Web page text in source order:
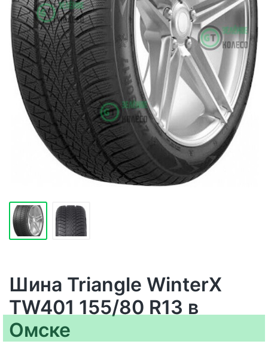
Шина Triangle WinterX
TW401 155/80 R13 в
Омске